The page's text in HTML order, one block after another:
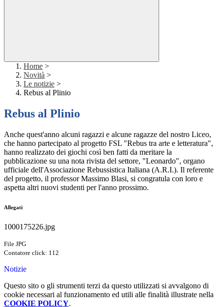
Home >
Novità >
Le notizie >
Rebus al Plinio
Rebus al Plinio
Anche quest'anno alcuni ragazzi e alcune ragazze del nostro Liceo,
che hanno partecipato al progetto FSL "Rebus tra arte e letteratura",
hanno realizzato dei giochi così ben fatti da meritare la
pubblicazione su una nota rivista del settore, "Leonardo", organo
ufficiale dell'Associazione Rebussistica Italiana (A.R.I.). Il referente
del progetto, il professor Massimo Blasi, si congratula con loro e
aspetta altri nuovi studenti per l'anno prossimo.
Allegati
1000175226.jpg
File JPG
Contatore click: 112
Notizie
Questo sito o gli strumenti terzi da questo utilizzati si avvalgono di
cookie necessari al funzionamento ed utili alle finalità illustrate nella
COOKIE POLICY.